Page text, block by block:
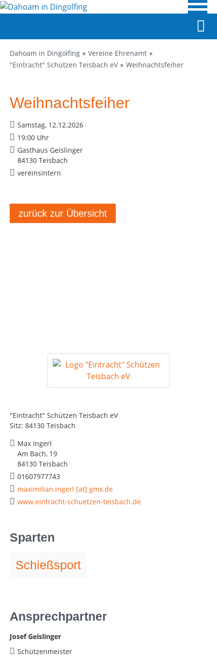
Dahoam in Dingolfing
Vereine Ehrenamt
"Eintracht" Schützen Teisbach eV
Weihnachtsfeiher
"Eintracht" Schützen Teisbach eV
Sitz: 84130 Teisbach
Max Ingerl
Am Bach, 19
84130 Teisbach
01607977743
maximilian.ingerl [at] gmx.de
www.eintracht-schuetzen-teisbach.de
Sparten
Schießsport
Weihnachtsfeiher
Samstag, 12.12.2026
19:00 Uhr
Gasthaus Geislinger
84130 Teisbach
vereinsintern
zurück zur Übersicht
Ansprechpartner
Josef Geislinger
Schützenmeister